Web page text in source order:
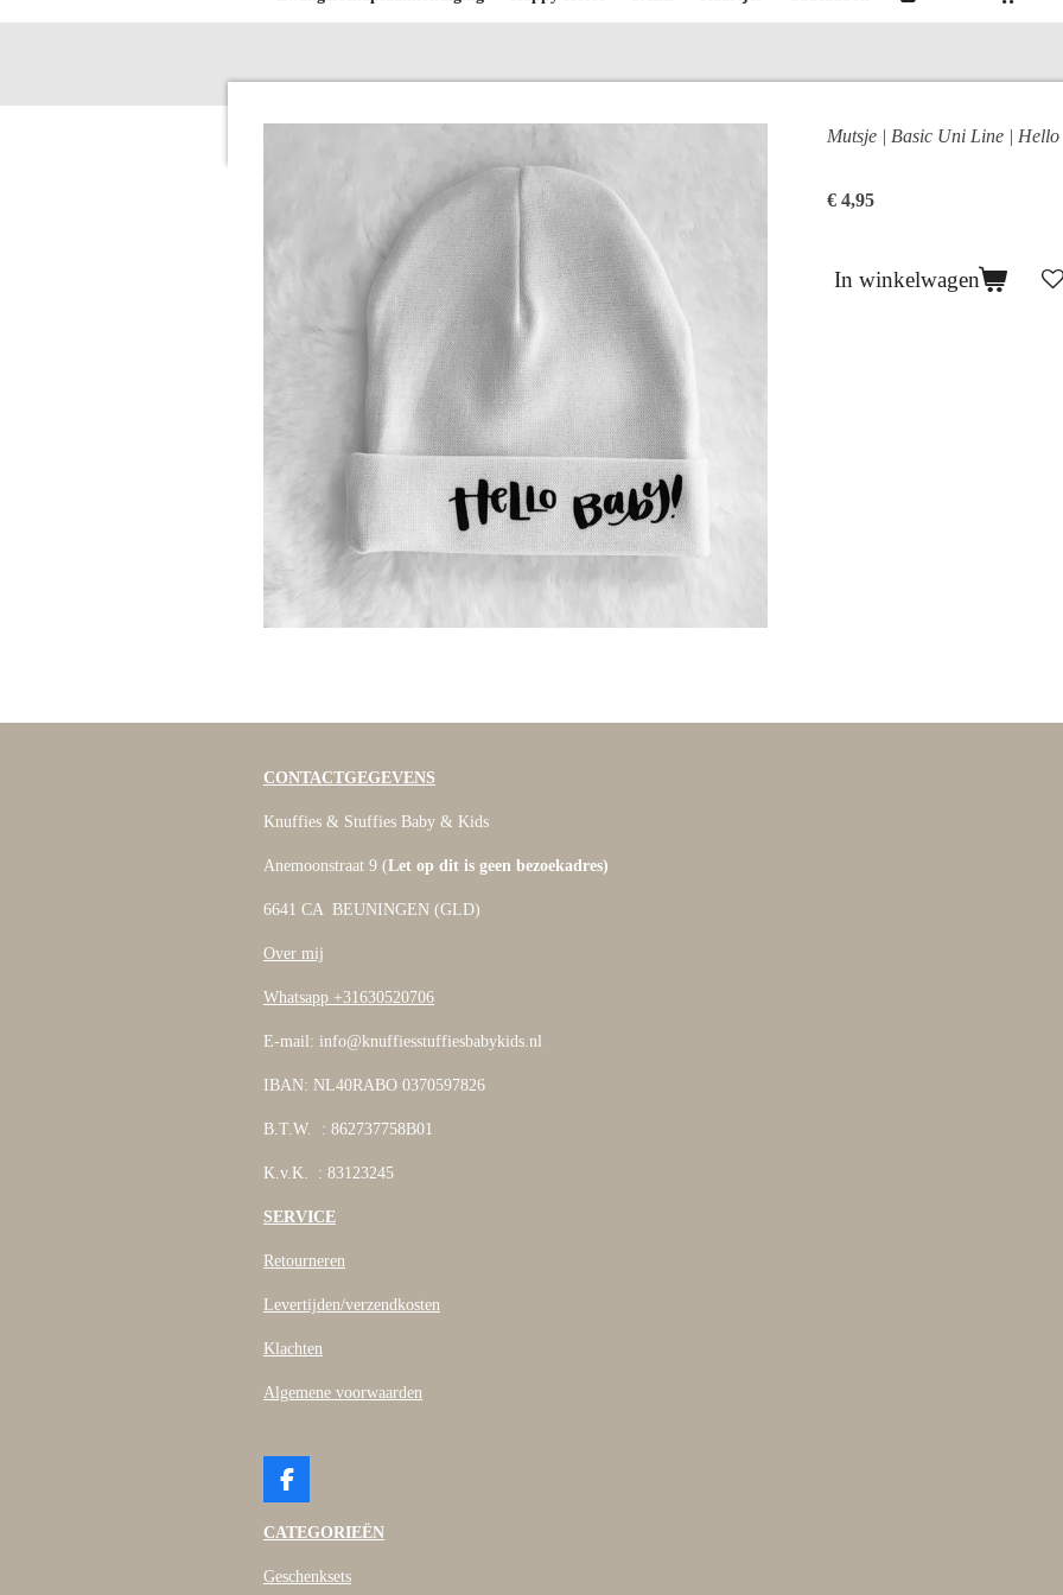
Mutsje | Basic Uni Line | Hello
€ 4,95
In winkelwagen
CONTACTGEGEVENS
Knuffies & Stuffies Baby & Kids
Anemoonstraat 9 (Let op dit is geen bezoekadres)
6641 CA BEUNINGEN (GLD)
Over mij
Whatsapp +31630520706
E-mail: info@knuffiesstuffiesbabykids.nl
IBAN: NL40RABO 0370597826
B.T.W. : 862737758B01
K.v.K. : 83123245
SERVICE
Retourneren
Levertijden/verzendkosten
Klachten
Algemene voorwaarden
F
c
b
CATEGORIEËN
Geschenksets